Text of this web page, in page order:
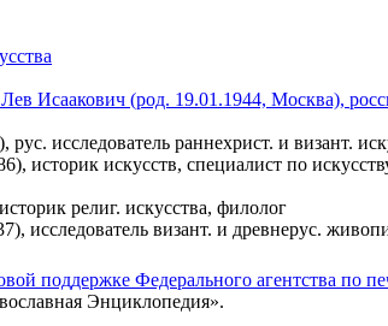
Исаакович (род. 19.01.1944, Москва),
исследователь раннехрист. и визант.
историк искусств, специалист по
религ. искусства, филолог
исследователь визант. и древнерус.
поддержке Федерального агентства по
Энциклопедия».